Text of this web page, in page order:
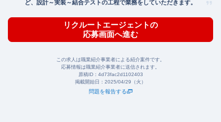
ど、設計～実装～結合テストの工程で業務をしていただきます。
リクルートエージェントの
応募画面へ進む
この求人は職業紹介事業者による紹介案件です。
応募情報は職業紹介事業者に送信されます。
原稿ID： 4d73fac2d1102403
掲載開始日： 2025/04/29（火）
問題を報告する